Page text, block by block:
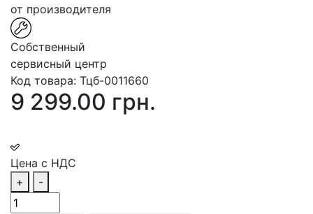
от производителя
Собственный
сервисный центр
Код товара: Тцб-0011660
9 299.00 грн.
Цена с НДС
+
-